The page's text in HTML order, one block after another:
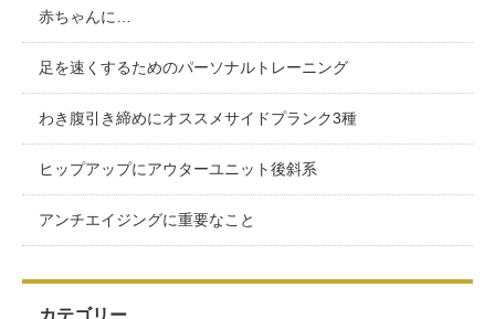
赤ちゃんに…
足を速くするためのパーソナルトレーニング
わき腹引き締めにオススメサイドプランク3種
ヒップアップにアウターユニット後斜系
アンチエイジングに重要なこと
カテゴリー